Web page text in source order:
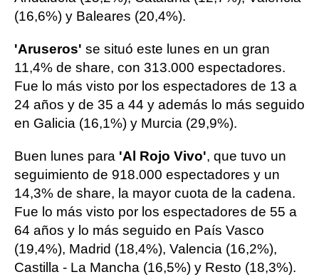
(16,6%) y Baleares (20,4%).
'Aruseros' se situó este lunes en un gran
11,4% de share, con 313.000 espectadores.
Fue lo más visto por los espectadores de 13 a
24 años y de 35 a 44 y además lo más seguido
en Galicia (16,1%) y Murcia (29,9%).
Buen lunes para 'Al Rojo Vivo', que tuvo un
seguimiento de 918.000 espectadores y un
14,3% de share, la mayor cuota de la cadena.
Fue lo más visto por los espectadores de 55 a
64 años y lo más seguido en País Vasco
(19,4%), Madrid (18,4%), Valencia (16,2%),
Castilla - La Mancha (16,5%) y Resto (18,3%).